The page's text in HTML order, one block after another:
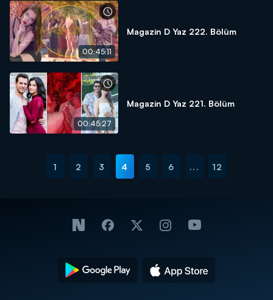
00:45:11
Magazin D Yaz 222. Bölüm
00:45:27
Magazin D Yaz 221. Bölüm
1 2 3 4 5 6 ... 12